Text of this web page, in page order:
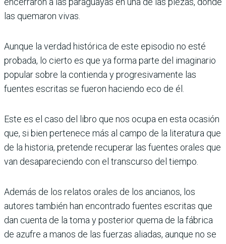
las quemaron vivas.
Aunque la verdad histórica de este episodio no esté
probada, lo cierto es que ya forma parte del imaginario
popular sobre la contienda y progresivamente las
fuentes escritas se fueron haciendo eco de él.
Este es el caso del libro que nos ocupa en esta ocasión
que, si bien pertenece más al campo de la literatura que
de la historia, pretende recuperar las fuentes orales que
van desapareciendo con el transcurso del tiempo.
Además de los relatos orales de los ancianos, los
autores también han encontrado fuentes escritas que
dan cuenta de la toma y posterior quema de la fábrica
de azufre a manos de las fuerzas aliadas, aunque no se